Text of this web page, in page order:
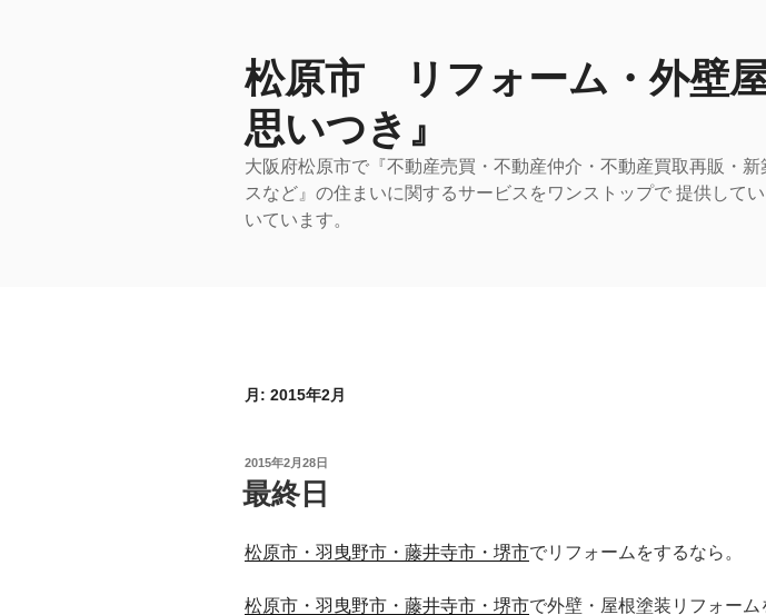
松原市 リフォーム・外壁
思いつき』
大阪府松原市で『不動産売買・不動産仲介・不動産買取再販・
スなど』の住まいに関するサービスをワンストップで 提供して
いています。
月: 2015年2月
投
稿
日:
2015年2月28日
最終日
松原市・羽曳野市・藤井寺市・堺市でリフォームをするなら。
松原市・羽曳野市・藤井寺市・堺市で外壁・屋根塗装リフォーム